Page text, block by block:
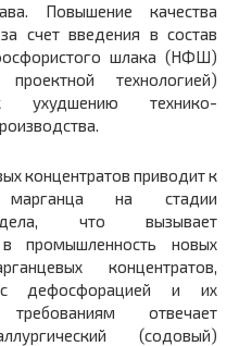
Повышение качества
счет введения в состав
шлака (НФШ)
технологией)
ухудшению технико-
концентратов приводит к
марганца на стадии
что вызывает
промышленность новых
концентратов,
с дефосфорацией и их
отвечает
(содовый)